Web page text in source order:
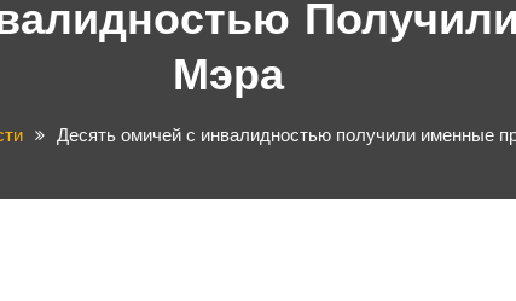
Мэра
Десять омичей с инвалидностью получили именные